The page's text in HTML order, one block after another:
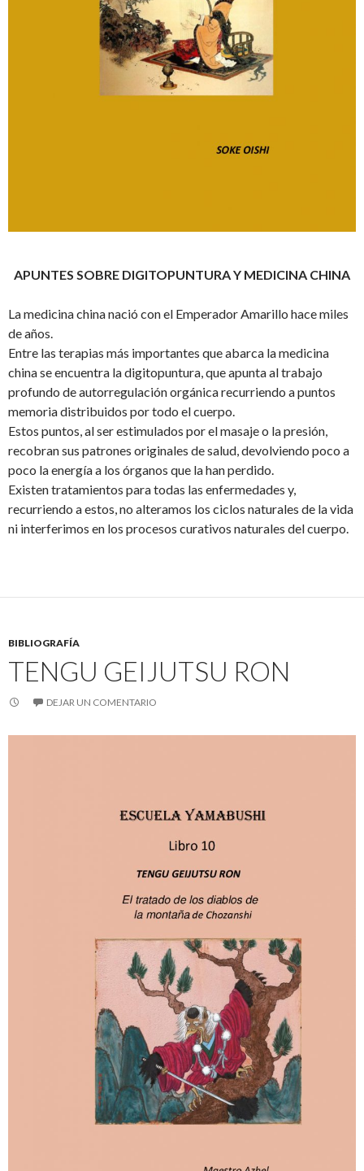
APUNTES SOBRE DIGITOPUNTURA Y MEDICINA CHINA
La medicina china nació con el Emperador Amarillo hace miles
de años.
Entre las terapias más importantes que abarca la medicina
china se encuentra la digitopuntura, que apunta al trabajo
profundo de autorregulación orgánica recurriendo a puntos
memoria distribuidos por todo el cuerpo.
Estos puntos, al ser estimulados por el masaje o la presión,
recobran sus patrones originales de salud, devolviendo poco a
poco la energía a los órganos que la han perdido.
Existen tratamientos para todas las enfermedades y,
recurriendo a estos, no alteramos los ciclos naturales de la vida
ni interferimos en los procesos curativos naturales del cuerpo.
BIBLIOGRAFÍA
TENGU GEIJUTSU RON
DEJAR UN COMENTARIO